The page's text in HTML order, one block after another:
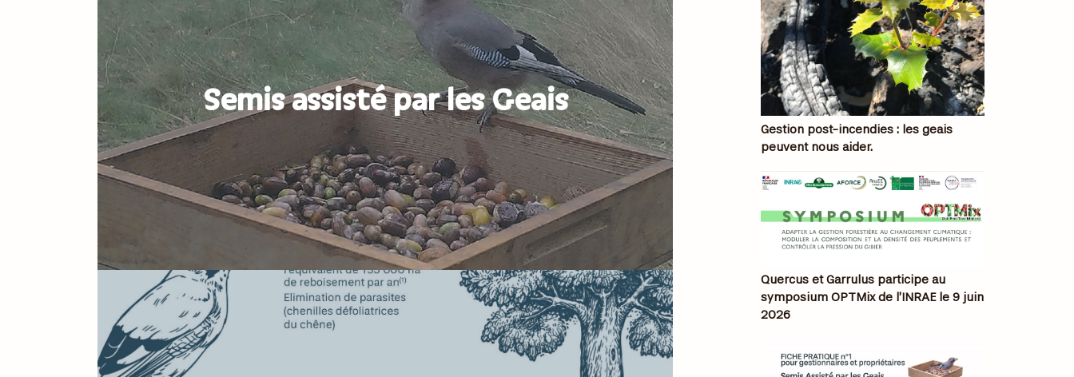
Semis assisté par les Geais
Gestion post-incendies : les geais
peuvent nous aider.
Quercus et Garrulus participe au
symposium OPTMix de l’INRAE le 9 juin
2026